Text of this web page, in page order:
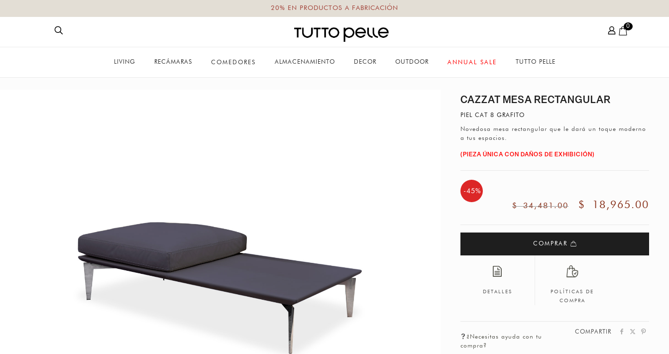
20% EN PRODUCTOS A FABRICACIÓN
0
LIVING RECÁMARAS COMEDORES ALMACENAMIENTO DECOR OUTDOOR ANNUAL SALE TUTTO PELLE
CAZZAT MESA RECTANGULAR
PIEL CAT 8 GRAFITO
Novedosa mesa rectangular que le dará un toque moderno
a tus espacios.
(PIEZA ÚNICA CON DAÑOS DE EXHIBICIÓN)
-45%
$34,481.00 $ 18,965.00
COMPRAR
DETALLES
POLÍTICAS DE
COMPRA
¿Necesitas ayuda con tu
compra?
COMPARTIR